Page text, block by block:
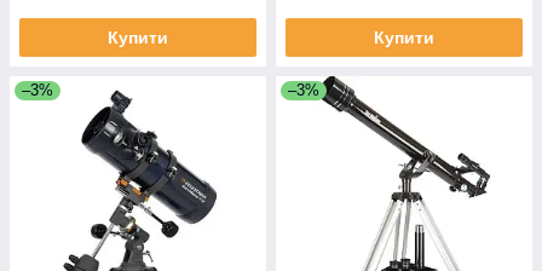
Купити Купити
–3% –3%